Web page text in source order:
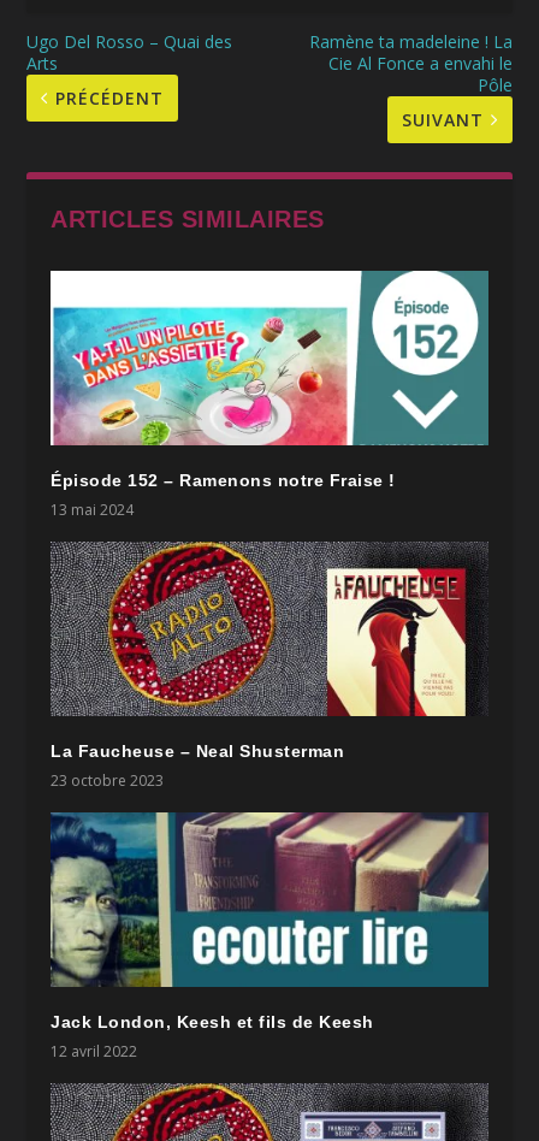
Ugo Del Rosso – Quai des
Arts
PRÉCÉDENT
Ramène ta madeleine ! La
Cie Al Fonce a envahi le
Pôle
SUIVANT
ARTICLES SIMILAIRES
Épisode 152 – Ramenons notre Fraise !
13 mai 2024
La Faucheuse – Neal Shusterman
23 octobre 2023
Jack London, Keesh et fils de Keesh
12 avril 2022